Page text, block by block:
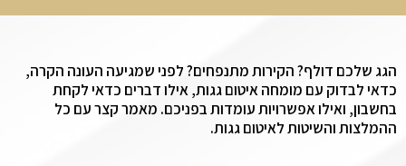
הגג שלכם דולף? הקירות מתנפחים? לפני שמגיעה העונה הקרה,
כדאי לבדוק עם מומחה איטום גגות, אילו דברים כדאי לקחת
בחשבון, ואילו אפשרויות עומדות בפניכם. מאמר קצר עם כל
ההמלצות והשיטות לאיטום גגות.